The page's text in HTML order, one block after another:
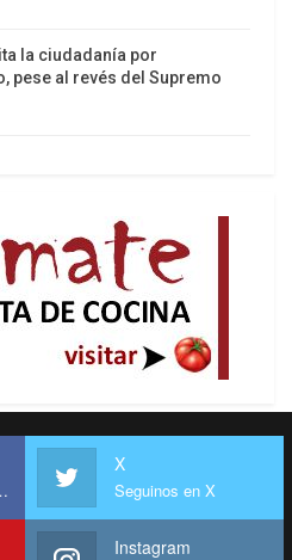
la ciudadanía por
pese al revés del Supremo
X
Seguinos en X
Instagram